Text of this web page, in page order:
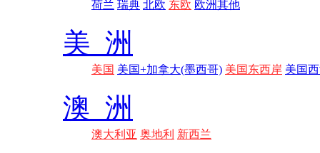
荷兰 瑞典 北欧 东欧 欧洲其他
美 洲
美国 美国+加拿大(墨西哥) 美国东西岸 美国
澳 洲
澳大利亚 奥地利 新西兰